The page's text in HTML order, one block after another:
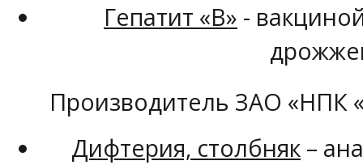
Гепатит «В» -
Производитель ЗАО «НПК
Дифтерия, столбняк –